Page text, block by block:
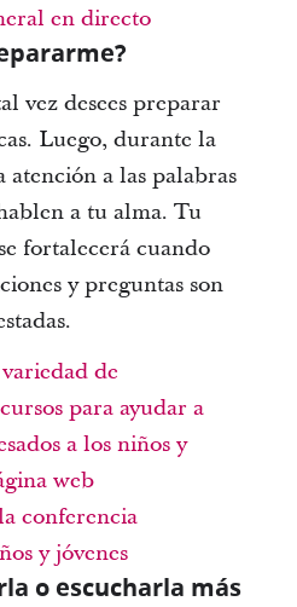
en directo
vez desees preparar
Luego, durante la
atención a las palabras
a tu alma. Tu
fortalecerá cuando
y preguntas son
de
para ayudar a
a los niños y
web
conferencia
y jóvenes
o escucharla más